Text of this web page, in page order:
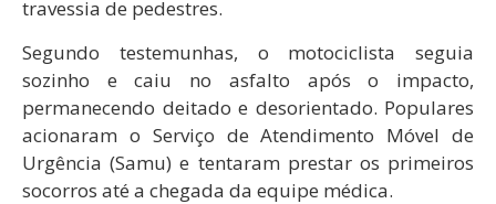
travessia de pedestres.
Segundo testemunhas, o motociclista seguia
sozinho e caiu no asfalto após o impacto,
permanecendo deitado e desorientado. Populares
acionaram o Serviço de Atendimento Móvel de
Urgência (Samu) e tentaram prestar os primeiros
socorros até a chegada da equipe médica.